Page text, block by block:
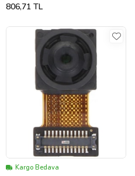
806,71 TL
Kargo Bedava